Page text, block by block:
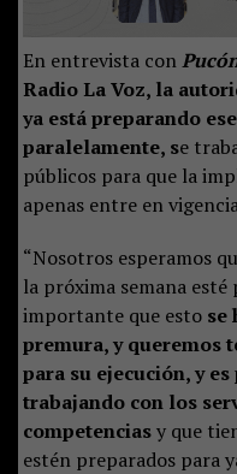
En entrevista con
Radio La Voz, la
ya está preparando
paralelamente, se
públicos para que la
apenas entre en
“Nosotros esperamos
la próxima semana
importante que esto se
premura, y queremos
para su ejecución, y
trabajando con los
competenciasy que
estén preparados para